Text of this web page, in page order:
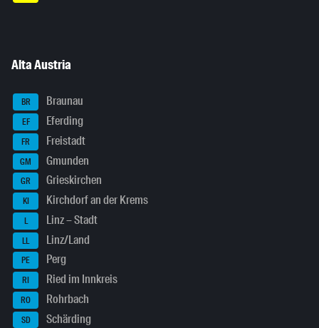
Alta Austria
BR Braunau
EF Eferding
FR Freistadt
GM Gmunden
GR Grieskirchen
KI Kirchdorf an der Krems
L Linz – Stadt
LL Linz/Land
PE Perg
RI Ried im Innkreis
RO Rohrbach
SD Schärding